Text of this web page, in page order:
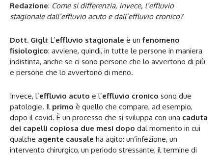
Redazione: Come si differenzia, invece, l’effluvio
stagionale dall’effluvio acuto e dall’effluvio cronico?
Dott. Gigli: L’effluvio stagionale è unfenomeno
fisiologico: avviene, quindi, in tutte le persone in maniera
indistinta, anche se ci sono persone che lo avvertono di più
e persone che lo avvertono di meno.
Invece, l’effluvio acuto e l’effluvio cronico sono due
patologie. Il primo è quello che compare, ad esempio,
dopo il covid. È un processo che si sviluppa con una caduta
dei capelli copiosa due mesi dopo dal momento in cui
qualche agente causale ha agito: un’infezione, un
intervento chirurgico, un periodo stressante, il termine di